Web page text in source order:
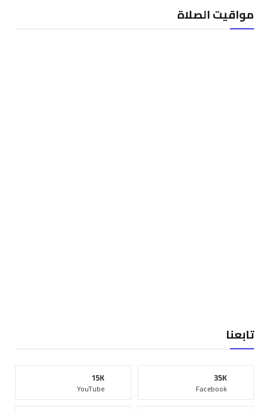
مواقيت الصلاة
تابعنا
Facebook
35K
YouTube
15K